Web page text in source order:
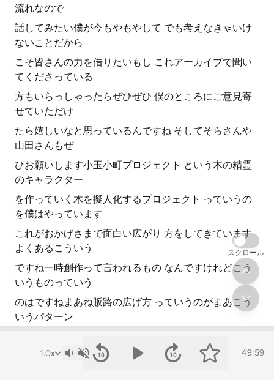
流れなので
話してみたい僕が今もやもやして でも考えなきゃいけ
ないことだから
こそ皆さんの力を借りたいもし これアーカイブで聞い
てくださっている
方もいらっしゃったらぜひぜひ 僕のところにご意見寄
せていただけ
たら嬉しいなと思っているんですね そしてそらさんや
山田さんもぜ
ひお願いします小玉小町プロジェクト という木の精霊
のキャラクター
を作っていく木を擬人化するプロジェクト っていうの
を僕はやっています
これがおかげさまで面白い広がり 方をしてきています
よくあるこういう
ですね一時創作って言われるもの なんですけれどこう
いうものっていう
のはですねまあね販路の広げ方 っていうのがまあこう
いうパターン
するとか漫画を作っていくとか もうこじんまりしたも49:59
スクロール